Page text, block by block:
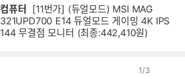
컴퓨터
321UPD700 E14 듀얼모드 게이밍 4K IPS
144 무결점 모니터 (최종:442,410원)
1/3